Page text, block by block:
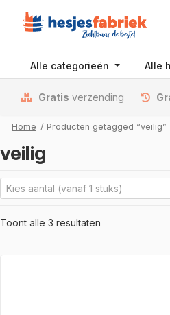
Alle categorieën Alle
Gratis verzending
Home / Producten getagged “veilig”
veilig
Toont alle 3 resultaten